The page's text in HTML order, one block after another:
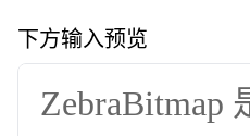
下方输入预览